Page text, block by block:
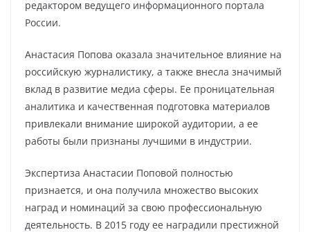
редактором ведущего информационного портала
России.
Анастасия Попова оказала значительное влияние на
российскую журналистику, а также внесла значимый
вклад в развитие медиа сферы. Ее проницательная
аналитика и качественная подготовка материалов
привлекали внимание широкой аудитории, а ее
работы были признаны лучшими в индустрии.
Экспертиза Анастасии Поповой полностью
признается, и она получила множество высоких
наград и номинаций за свою профессиональную
деятельность. В 2015 году ее наградили престижной